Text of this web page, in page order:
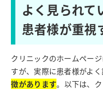
よく見られて
患者様が重視
クリニックのホームペー
すが、実際に患者様がよ
徴があります。以下は、